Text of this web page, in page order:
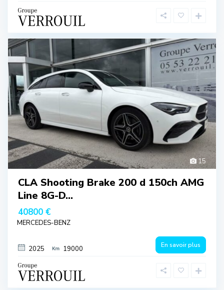
15
CLA Shooting Brake 200 d 150ch AMG
Line 8G-D...
40800 €
MERCEDES-BENZ
2025 19000 En savoir plus